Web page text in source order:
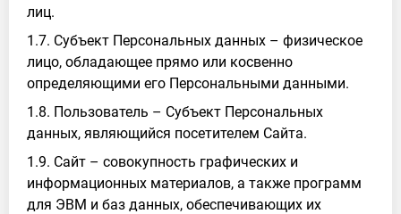
лиц.
1.7. Субъект Персональных данных – физическое
лицо, обладающее прямо или косвенно
определяющими его Персональными данными.
1.8. Пользователь – Субъект Персональных
данных, являющийся посетителем Сайта.
1.9. Сайт – совокупность графических и
информационных материалов, а также программ
для ЭВМ и баз данных, обеспечивающих их